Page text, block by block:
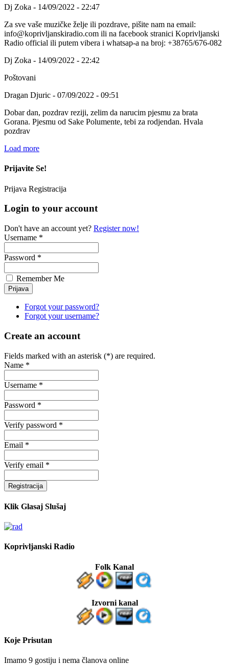
Dj Zoka - 14/09/2022 - 22:47
Za sve vaše muzičke želje ili pozdrave, pišite nam na email:
info@koprivljanskiradio.com ili na facebook stranici Koprivljanski
Radio official ili putem vibera i whatsap-a na broj: +38765/676-082
Dj Zoka - 14/09/2022 - 22:42
Poštovani
Dragan Djuric - 07/09/2022 - 09:51
Dobar dan, pozdrav reziji, zelim da narucim pjesmu za brata
Gorana. Pjesmu od Sake Polumente, tebi za rodjendan. Hvala
pozdrav
Load more
Prijavite Se!
Prijava Registracija
Login to your account
Don't have an account yet? Register now!
Username *
Password *
Remember Me
Forgot your password?
Forgot your username?
Create an account
Fields marked with an asterisk (*) are required.
Name *
Username *
Password *
Verify password *
Email *
Verify email *
Registracija
Klik Glasaj Slušaj
Koprivljanski Radio
Folk Kanal
Izvorni kanal
Koje Prisutan
Imamo 9 gostiju i nema članova online